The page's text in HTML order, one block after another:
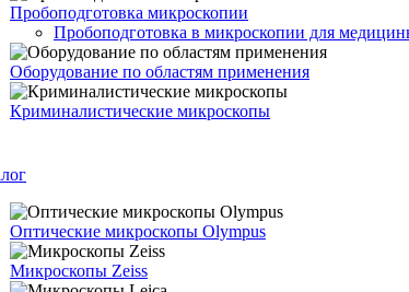
Пробоподготовка микроскопии
Пробоподготовка в микроскопии для
Оборудование по областям применения
Криминалистические микроскопы
Оптические микроскопы Olympus
Микроскопы Zeiss